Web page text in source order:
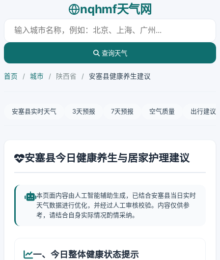
nqhmf天气网
查询天气
首页 / 城市 / 陕西省 / 安塞县健康养生建议
安塞县实时天气 3天预报 7天预报 空气质量 出行建议
安塞县今日健康养生与居家护理建议
本页面内容由人工智能辅助生成，已结合安塞县当日实时
天气数据进行优化，并经过人工审核校验。内容仅供参
考，请结合自身实际情况酌情采纳。
一、今日整体健康状态提示